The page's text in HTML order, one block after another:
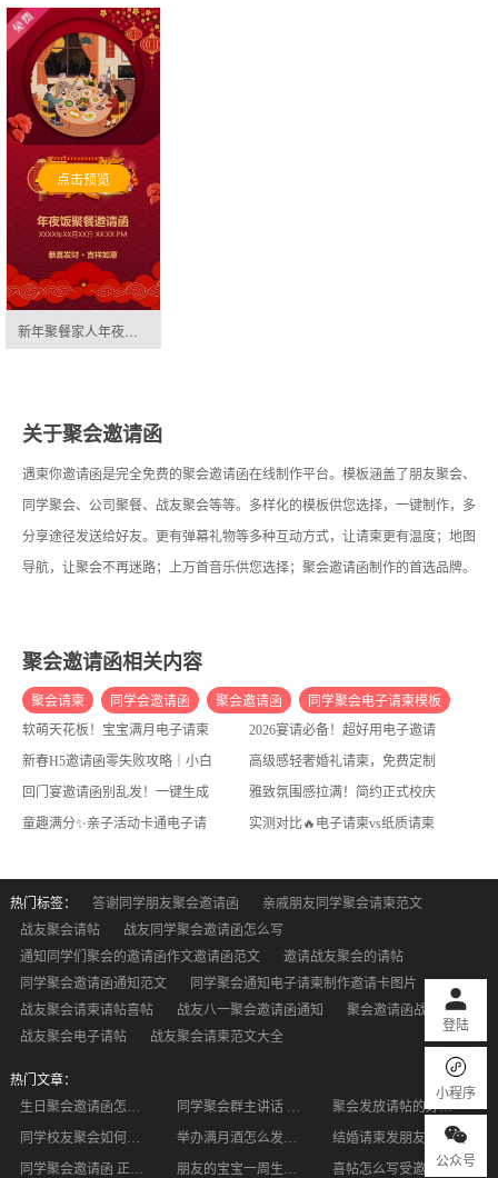
登陆
小程序
公众号
点击预览
关于聚会邀请函
遇柬你邀请函是完全免费的聚会邀请函在线制作平台。模板涵盖了朋友聚会、
同学聚会、公司聚餐、战友聚会等等。多样化的模板供您选择，一键制作，多
分享途径发送给好友。更有弹幕礼物等多种互动方式，让请柬更有温度；地图
导航，让聚会不再迷路；上万首音乐供您选择；聚会邀请函制作的首选品牌。
聚会邀请函相关内容
聚会请柬 同学会邀请函 聚会邀请函 同学聚会电子请柬模板
同学会请柬图片模板 公司请柬吃饭怎么写 邀请别人吃饭的请柬
聚餐请柬范文样本
2026宴请必备！超好用电子邀请函生成工具，小白也能零门槛制作
雅致氛围感拉满！简约正式校庆电子请柬，解锁校园官宣新方式
实测对比🔥电子请柬vs纸质请柬！差距真的太大了
热门标签： 答谢同学朋友聚会邀请函
亲戚朋友同学聚会请柬范文
战友聚会请帖
战友同学聚会邀请函怎么写
通知同学们聚会的邀请函作文邀请函范文
邀请战友聚会的请帖
同学聚会邀请函通知范文
同学聚会通知电子请柬制作邀请卡图片
战友聚会请柬请帖喜帖
战友八一聚会邀请函通知
聚会邀请函战友
战友聚会电子请帖
战友聚会请柬范文大全
热门文章：
生日聚会邀请函怎么写 生日聚会邀请函范文
同学聚会群主讲话 班级聚会同学相约
聚会发放请帖的好处有哪些？
同学校友聚会如何制作电子邀请函
举办满月酒怎么发朋友圈 举办满月酒如何策划
结婚请柬发朋友圈的内容
同学聚会邀请函 正确制作关于同学聚会的邀请函
朋友的宝宝一周生日礼物送什么好 这些礼物都可以考虑 喜帖怎么写受邀人 将喜悦分享给好朋友